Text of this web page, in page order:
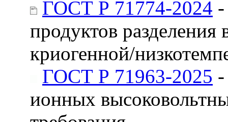
ГОСТ Р 71774-2024
продуктов
криогенной/
ГОСТ Р 71963-2025
ионных